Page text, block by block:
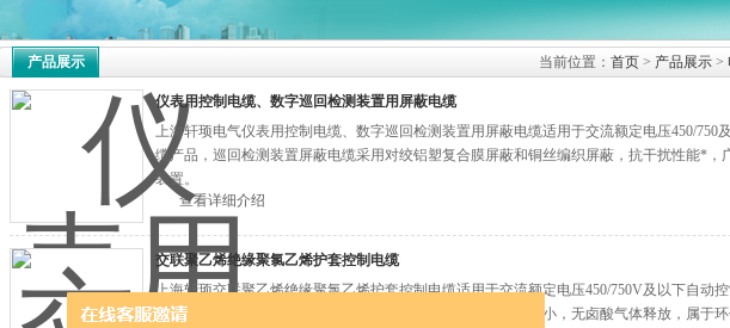
产品展示 当前位置： 首页 > 产品展示 >
仪表用控制电缆、数字巡回检测装置用屏蔽电缆
上海轩顼电气仪表用控制电缆、数字巡回检测装置用屏蔽电缆适用于交流额定电压450/750
缆产品，巡回检测装置屏蔽电缆采用对绞铝塑复合膜屏蔽和铜丝编织屏蔽，抗干扰性能*，
装置。
查看详细介绍
交联聚乙烯绝缘聚氯乙烯护套控制电缆
上海轩顼交联聚乙烯绝缘聚氯乙烯护套控制电缆适用于交流额定电压450/750V及以下自动
仪表连接等场合用传输线。低烟无卤聚烯烃具有燃烧时发烟量小，无卤酸气体释放，属于